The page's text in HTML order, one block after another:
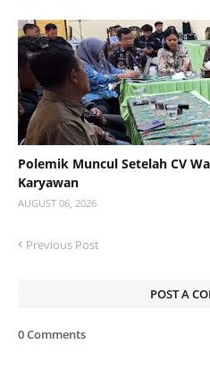
Polemik Muncul Setelah CV
Karyawan
AUGUST 06, 2026
Previous Post
POST A
0 Comments